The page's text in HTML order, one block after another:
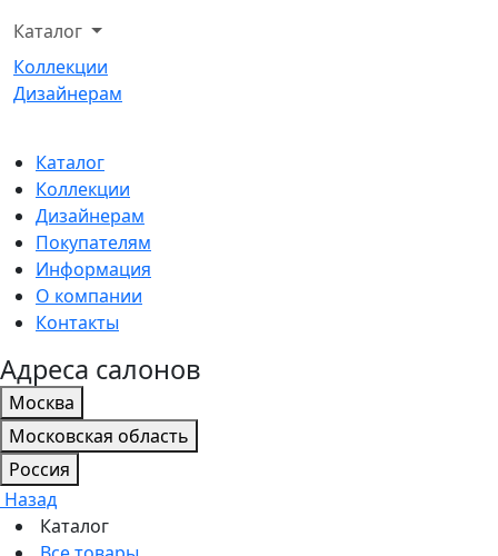
Каталог
Коллекции
Дизайнерам
Каталог
Коллекции
Дизайнерам
Покупателям
Информация
О компании
Контакты
Адреса салонов
Москва
Московская область
Россия
Назад
Каталог